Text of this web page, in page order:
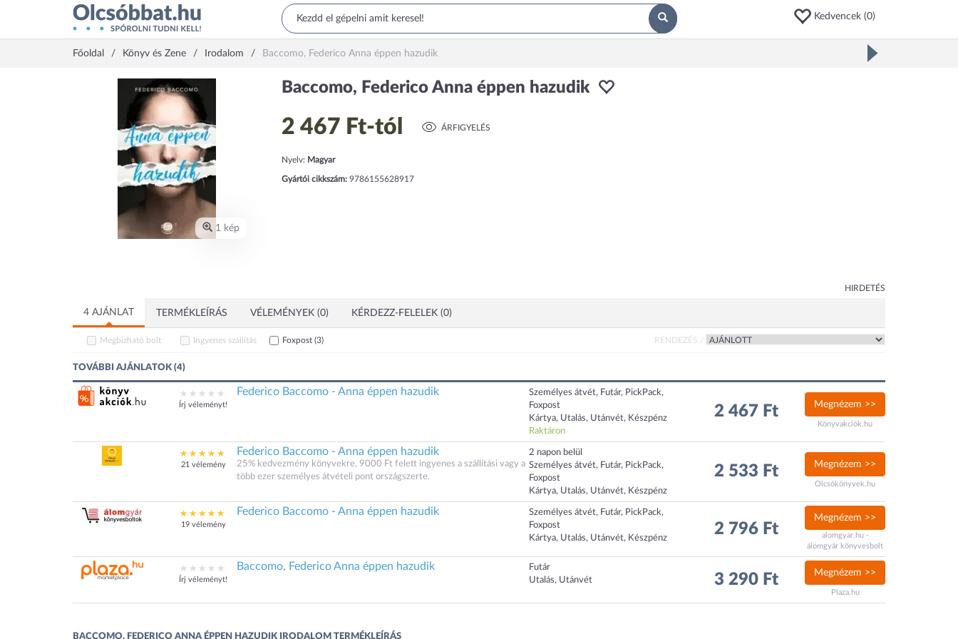
Kedvencek (0)
Főoldal Könyv és Zene Irodalom Baccomo, Federico Anna éppen hazudik
1 kép
Baccomo, Federico Anna éppen hazudik
2 467 Ft-tól ÁRFIGYELÉS
Nyelv: Magyar
Gyártói cikkszám:9786155628917
HIRDETÉS
4 AJÁNLAT TERMÉKLEÍRÁS VÉLEMÉNYEK (0) KÉRDEZZ-FELELEK (0)
Megbízható bolt Ingyenes szállítás Foxpost (3) RENDEZÉS /
TOVÁBBI AJÁNLATOK (4)
Írj véleményt!
Federico Baccomo - Anna éppen hazudik
Személyes átvét, Futár, PickPack,
Foxpost
Kártya, Utalás, Utánvét, Készpénz
Raktáron
2 467 Ft Megnézem >>
Könyvakciók.hu
21 vélemény
Federico Baccomo - Anna éppen hazudik
25% kedvezmény könyvekre, 9000 Ft felett ingyenes a szállítási vagy a
több ezer személyes átvételi pont országszerte.
2 napon belül
Személyes átvét, Futár, PickPack,
Foxpost
Kártya, Utalás, Utánvét, Készpénz
2 533 Ft Megnézem >>
Olcsókönyvek.hu
19 vélemény
Federico Baccomo - Anna éppen hazudik
Személyes átvét, Futár, PickPack,
Foxpost
Kártya, Utalás, Utánvét, Készpénz
2 796 Ft
Megnézem >>
alomgyar.hu -
álomgyár könyvesbolt
Írj véleményt!
Baccomo, Federico Anna éppen hazudik
Futár
Utalás, Utánvét
3 290 Ft Megnézem >>
Plaza.hu
BACCOMO, FEDERICO ANNA ÉPPEN HAZUDIK IRODALOM TERMÉKLEÍRÁS